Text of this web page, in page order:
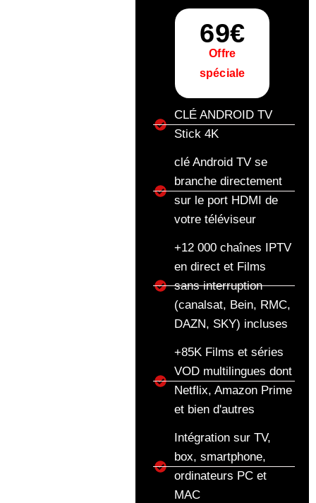
69€
Offre
spéciale
CLÉ ANDROID TV
Stick 4K
clé Android TV se
branche directement
sur le port HDMI de
votre téléviseur
+12 000 chaînes IPTV
en direct et Films
sans interruption
(canalsat, Bein, RMC,
DAZN, SKY) incluses
+85K Films et séries
VOD multilingues dont
Netflix, Amazon Prime
et bien d'autres
Intégration sur TV,
box, smartphone,
ordinateurs PC et
MAC